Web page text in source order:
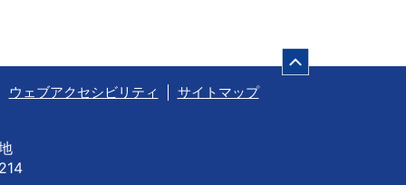
ウェブアクセシビリティ サイトマップ